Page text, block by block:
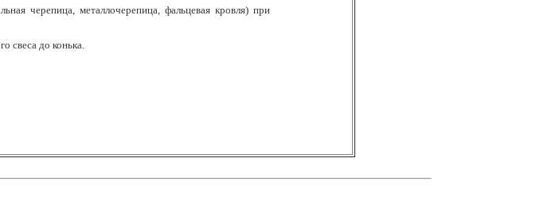
черепица, металлочерепица, фальцевая кровля) при
свеса до конька.